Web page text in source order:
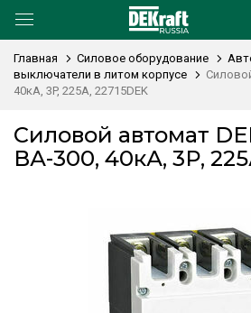
Главная Силовое оборудование
выключатели в литом корпусе
40кА, 3P, 225А, 22715DEK
Силовой автомат
ВА-300, 40кА, 3P,